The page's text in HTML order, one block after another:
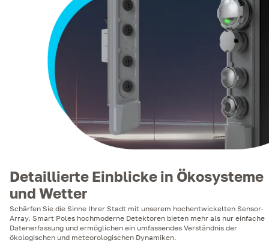
Detaillierte Einblicke in Ökosysteme
und Wetter
Schärfen Sie die Sinne Ihrer Stadt mit unserem hochentwickelten Sensor-
Array. Smart Poles hochmoderne Detektoren bieten mehr als nur einfache
Datenerfassung und ermöglichen ein umfassendes Verständnis der
ökologischen und meteorologischen Dynamiken.